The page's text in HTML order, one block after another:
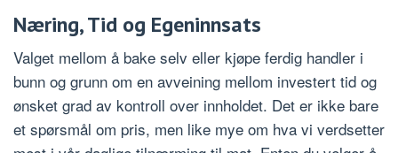
Næring, Tid og Egeninnsats
Valget mellom å bake selv eller kjøpe ferdig handler i
bunn og grunn om en avveining mellom investert tid og
ønsket grad av kontroll over innholdet. Det er ikke bare
et spørsmål om pris, men like mye om hva vi verdsetter